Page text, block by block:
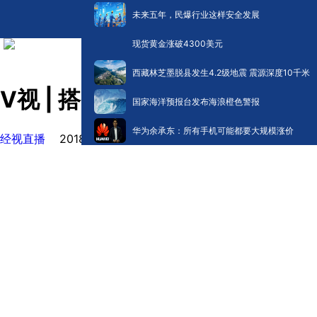
未来五年，民爆行业这样安全发展
现货黄金涨破4300美元
西藏林芝墨脱县发生4.2级地震 震源深度10千米
国家海洋预报台发布海浪橙色警报
华为余承东：所有手机可能都要大规模涨价
V视 | 搭“开往新时代的列车”上“
经视直播 2018-01-24 20:16